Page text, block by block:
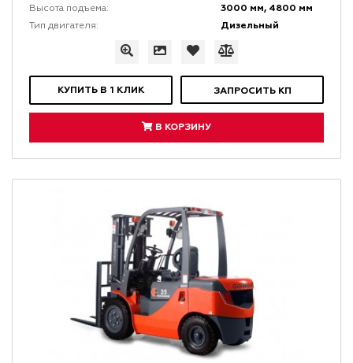
Высота подъема: 3000 мм, 4800 мм
Тип двигателя: Дизельный
КУПИТЬ В 1 КЛИК ЗАПРОСИТЬ КП
В КОРЗИНУ